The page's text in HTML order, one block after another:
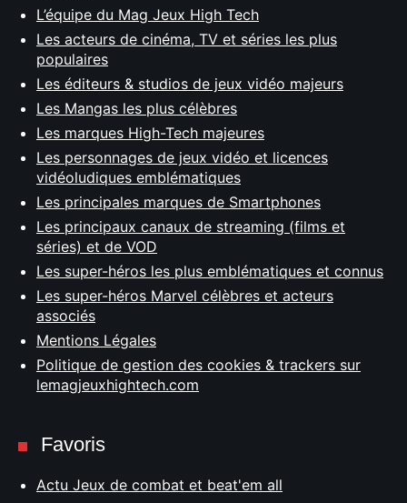
L’équipe du Mag Jeux High Tech
Les acteurs de cinéma, TV et séries les plus
populaires
Les éditeurs & studios de jeux vidéo majeurs
Les Mangas les plus célèbres
Les marques High-Tech majeures
Les personnages de jeux vidéo et licences
vidéoludiques emblématiques
Les principales marques de Smartphones
Les principaux canaux de streaming (films et
séries) et de VOD
Les super-héros les plus emblématiques et connus
Les super-héros Marvel célèbres et acteurs
associés
Mentions Légales
Politique de gestion des cookies & trackers sur
lemagjeuxhightech.com
Favoris
Actu Jeux de combat et beat'em all